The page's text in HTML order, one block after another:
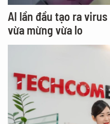
AI lần đầu tạo ra
vừa mừng vừa lo